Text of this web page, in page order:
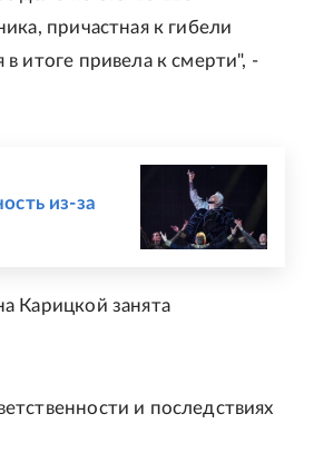
причастная к гибели
итоге привела к смерти", -
из-за
Карицкой занята
и последствиях